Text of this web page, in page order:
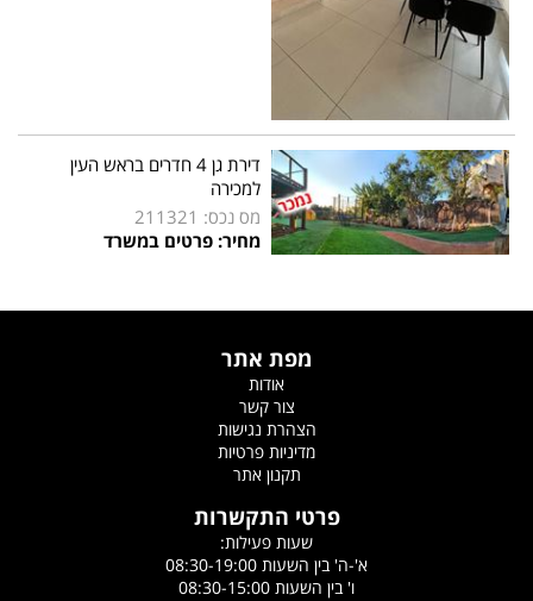
דירת גן 4 חדרים בראש העין
למכירה
מס נכס: 211321
מחיר: פרטים במשרד
מפת אתר
אודות
צור קשר
הצהרת נגישות
מדיניות פרטיות
תקנון אתר
פרטי התקשרות
שעות פעילות:
א'-ה' בין השעות 08:30-19:00
ו' בין השעות 08:30-15:00